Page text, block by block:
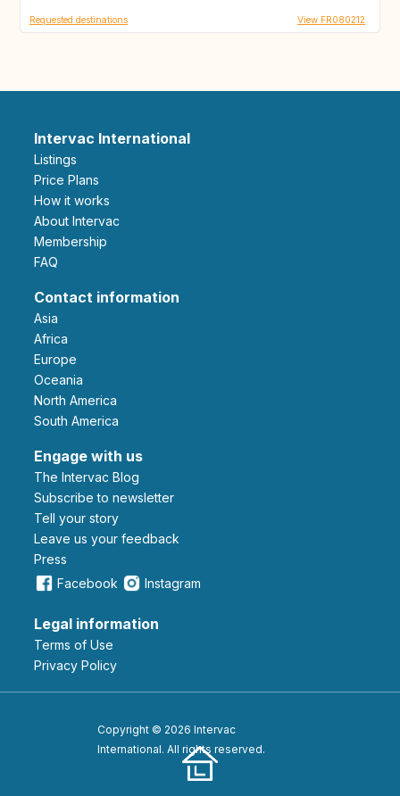
Requested destinations View FR080212
Intervac International
Listings
Price Plans
How it works
About Intervac
Membership
FAQ
Contact information
Asia
Africa
Europe
Oceania
North America
South America
Engage with us
The Intervac Blog
Subscribe to newsletter
Tell your story
leave us your feedback
Press
Facebook
Instagram
Legal information
Terms of Use
Privacy Policy
Copyright © 2026 Intervac
International. All rights reserved.